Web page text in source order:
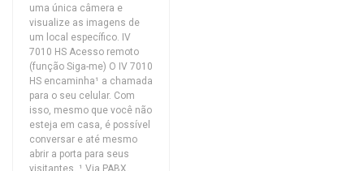
uma única câmera e
visualize as imagens de
um local específico. IV
7010 HS Acesso remoto
(função Siga-me) O IV 7010
HS encaminha¹ a chamada
para o seu celular. Com
isso, mesmo que você não
esteja em casa, é possível
conversar e até mesmo
abrir a porta para seus
visitantes. ¹ Via PABX.